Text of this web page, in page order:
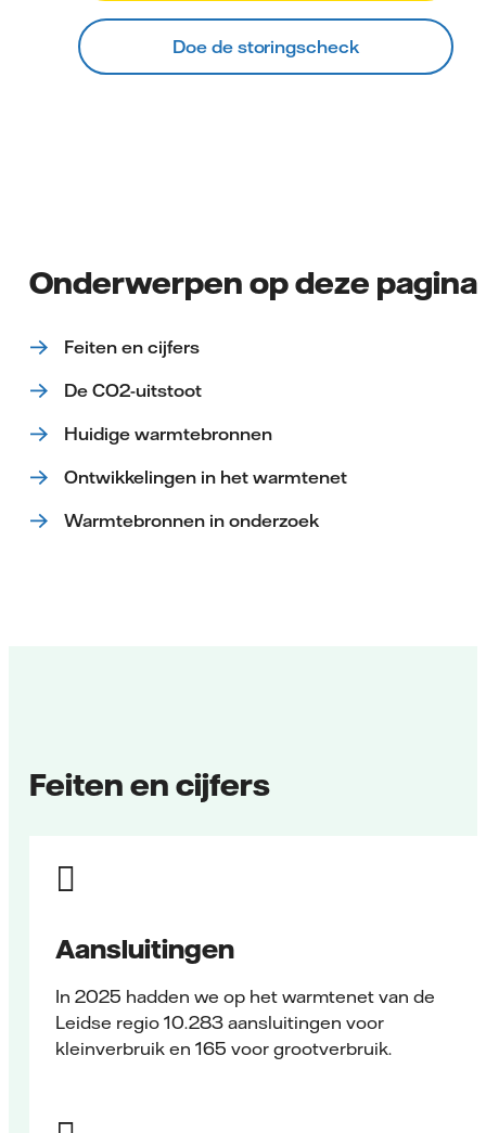
Doe de storingscheck
Onderwerpen op deze pagina
Feiten en cijfers
De CO2-uitstoot
Huidige warmtebronnen
Ontwikkelingen in het warmtenet
Warmtebronnen in onderzoek
Feiten en cijfers
Aansluitingen
In 2025 hadden we op het warmtenet van de
Leidse regio 10.283 aansluitingen voor
kleinverbruik en 165 voor grootverbruik.